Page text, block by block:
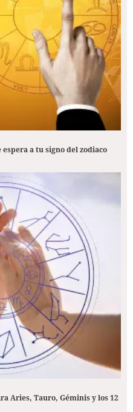
a tu signo del zodiaco
Aries, Tauro, Géminis y los 12